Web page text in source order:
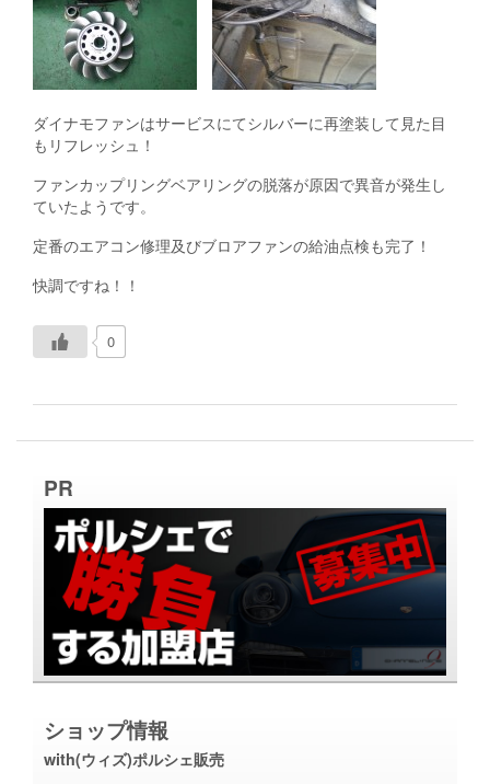
ダイナモファンはサービスにてシルバーに再塗装して見た目
もリフレッシュ！
ファンカップリングベアリングの脱落が原因で異音が発生し
ていたようです。
定番のエアコン修理及びブロアファンの給油点検も完了！
快調ですね！！
0
PR
ショップ情報
with(ウィズ)ポルシェ販売